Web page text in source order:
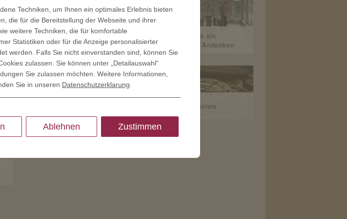
Mitarbeiterehrung
Beratermünze
Museumsmünze als
pädagogisches Andenken
Silbermünze als
Jubiläum
Helfersystemmünze
Techniken, um Ihnen ein optimales Erlebnis bieten
die für die Bereitstellung der Webseite und ihrer
weitere Techniken, die für komfortable
Statistiken oder für die Anzeige personalisierter
werden. Falls Sie nicht einverstanden sind, können Sie
zulassen. Sie können unter „Detailauswahl“
Sie zulassen möchten. Weitere Informationen,
Sie in unseren Datenschutzerklarung
Zustimmen
Ablehnen